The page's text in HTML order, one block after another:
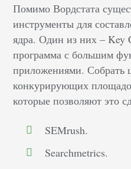
Помимо Вордстата
инструменты для
ядра. Один из них – Key
программа с большим
приложениями. Собрать
конкурирующих
которые позволяют это
SEMrush.
Searchmetrics.